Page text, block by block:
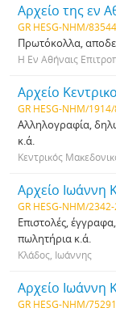
Αρχείο της εν
GR HESG-NHM/
Πρωτόκολλα,
Η Εν Αθήναις
Αρχείο
GR HESG-NHM/
Αλληλογραφία,
κ.ά.
Κεντρικός
Αρχείο Ιωάννη
GR HESG-NHM/
Επιστολές,
πωλητήρια κ.ά.
Κλάδος, Ιωάννης
Αρχείο Ιωάννη
GR HESG-NHM/